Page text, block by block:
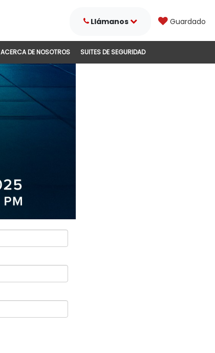
Llámanos Guardado
ACERCA DE NOSOTROS SUITES DE SEGURIDAD